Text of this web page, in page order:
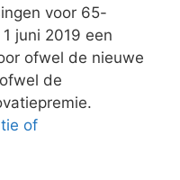
voor 65-
juni 2019 een
ofwel de nieuwe
de
of